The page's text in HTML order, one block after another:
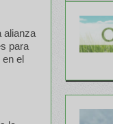
alianza
para
en el